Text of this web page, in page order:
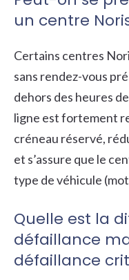
un centre
Certains centres
sans rendez-vous
dehors des heures
ligne est fortement
créneau réservé,
et s’assure que le
type de véhicule
Quelle est la
défaillance
défaillance